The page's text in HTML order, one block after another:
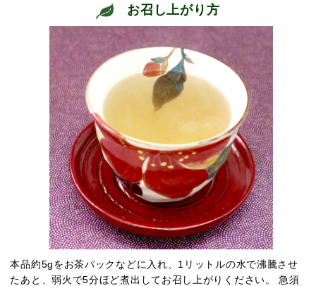
お召し上がり方
本品約5gをお茶パックなどに入れ、1リットルの水で沸騰させ
たあと、弱火で5分ほど煮出してお召し上がりください。 急須